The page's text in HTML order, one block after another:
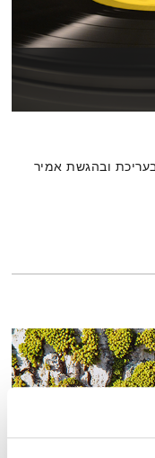
ובהגשת אמיר